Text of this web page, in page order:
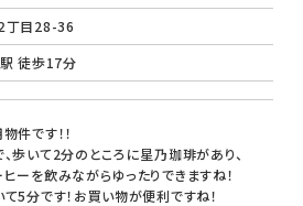
丁目28-36
徒歩17分
件です！！
歩いて2分のところに星乃珈琲があり、
ーを飲みながらゆったりできますね！
5分です！お買い物が便利ですね！